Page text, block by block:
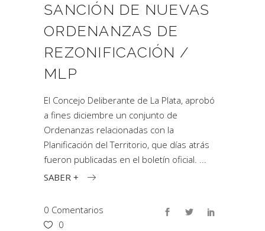
SANCIÓN DE NUEVAS
ORDENANZAS DE
REZONIFICACIÓN /
MLP
El Concejo Deliberante de La Plata, aprobó
a fines diciembre un conjunto de
Ordenanzas relacionadas con la
Planificación del Territorio, que días atrás
fueron publicadas en el boletín oficial.
SABER +
0 Comentarios
0